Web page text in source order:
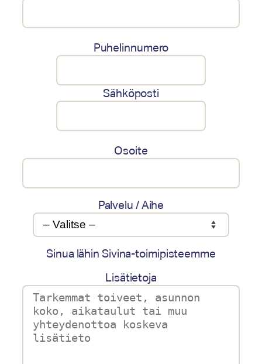
Puhelinnumero
Sähköposti
Osoite
Palvelu / Aihe
Sinua lähin Sivina-toimipisteemme
Lisätietoja